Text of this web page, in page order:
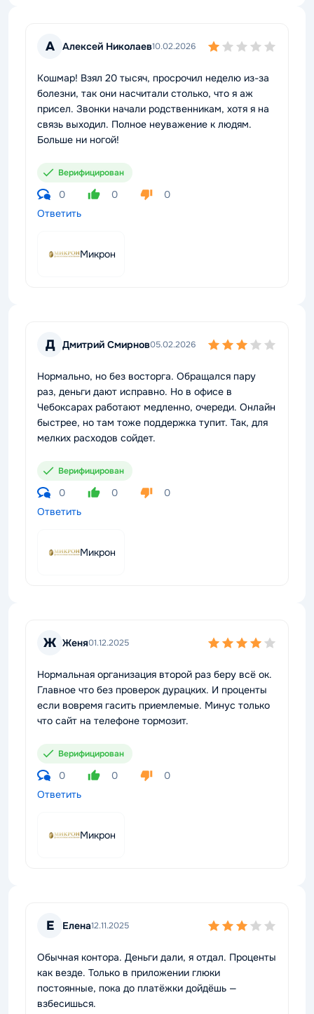
А Алексей Николаев10.02.2026
Кошмар! Взял 20 тысяч, просрочил неделю из-за
болезни, так они насчитали столько, что я аж
присел. Звонки начали родственникам, хотя я на
связь выходил. Полное неуважение к людям.
Больше ни ногой!
Верифицирован
0 0
0
Ответить
Микрон
Д Дмитрий Смирнов05.02.2026
Нормально, но без восторга. Обращался пару
раз, деньги дают исправно. Но в офисе в
Чебоксарах работают медленно, очереди. Онлайн
быстрее, но там тоже поддержка тупит. Так, для
мелких расходов сойдет.
Верифицирован
0 0
0
Ответить
Микрон
Ж Женя01.12.2025
Нормальная организация второй раз беру всё ок.
Главное что без проверок дурацких. И проценты
если вовремя гасить приемлемые. Минус только
что сайт на телефоне тормозит.
Верифицирован
0 0
0
Ответить
Микрон
Е Елена12.11.2025
Обычная контора. Деньги дали, я отдал. Проценты
как везде. Только в приложении глюки
постоянные, пока до платёжки дойдёшь —
взбесишься.